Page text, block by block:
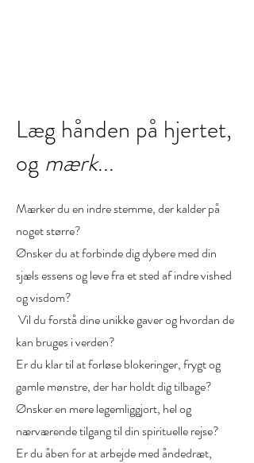
Læg hånden på hjertet,
og mærk...
Mærker du en indre stemme, der kalder på
noget større?
Ønsker du at forbinde dig dybere med din
sjæls essens og leve fra et sted af indre vished
og visdom?
Vil du forstå dine unikke gaver og hvordan de
kan bruges i verden?
Er du klar til at forløse blokeringer, frygt og
gamle mønstre, der har holdt dig tilbage?
Ønsker en mere legemliggjort, hel og
nærværende tilgang til din spirituelle rejse?
Er du åben for at arbejde med åndedræt,